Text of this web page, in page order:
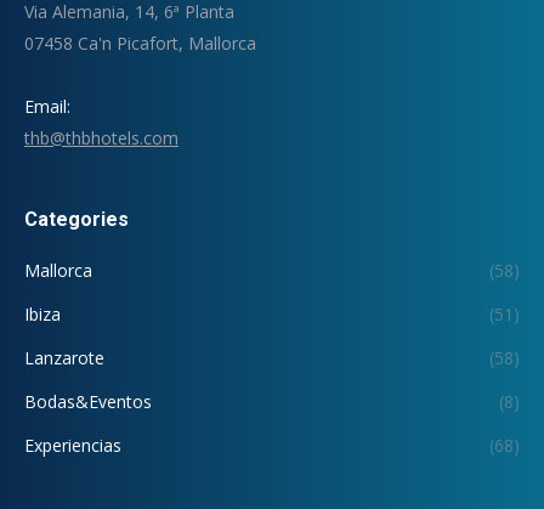
Via Alemania, 14, 6ª Planta
07458 Ca'n Picafort, Mallorca
Email:
thb@thbhotels.com
Categories
Mallorca
(58)
Ibiza
(51)
Lanzarote
(58)
Bodas&Eventos
(8)
Experiencias
(68)